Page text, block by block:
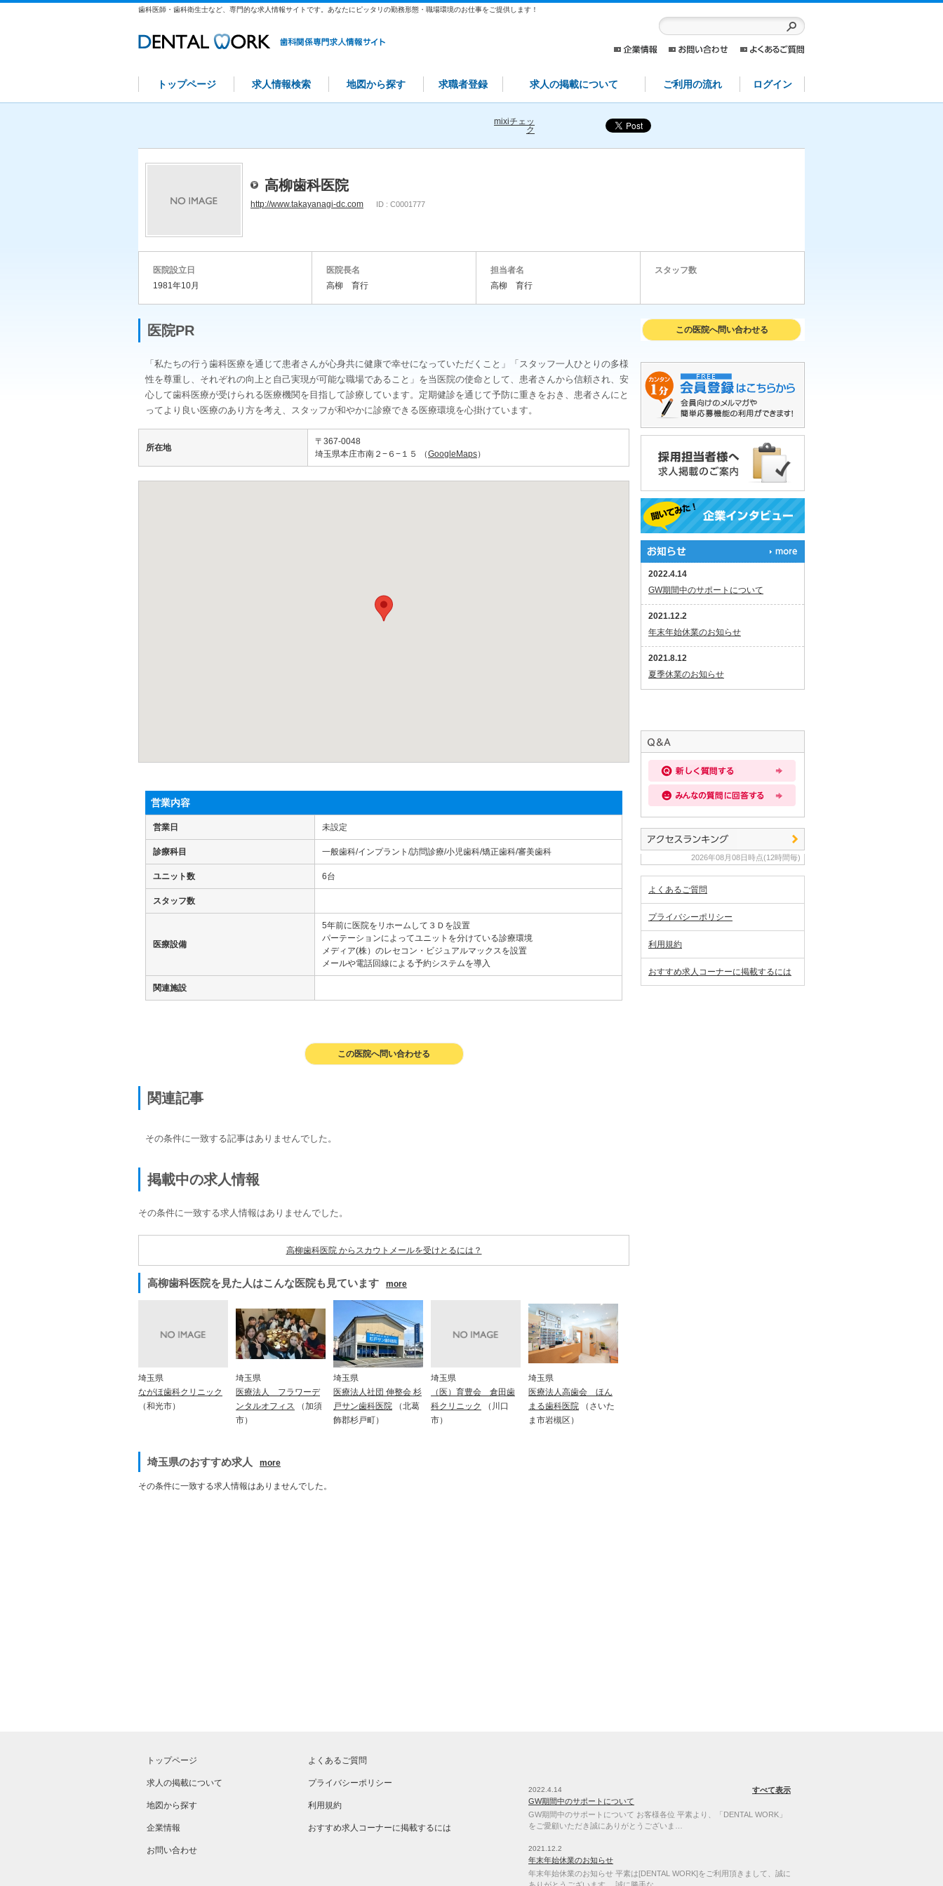
歯科医師・歯科衛生士など、専門的な求人情報サイトです。あなたにピッタリの勤務形態・職場環境のお仕事をご提供します！
トップページ 求人情報検索 地図から探す 求職者登録 求人の掲載について ご利用の流れ ログイン
mixiチェッ
ク
高柳歯科医院
http://www.takayanagi-dc.com ID : C0001777
医院設立日 医院長名 担当者名
スタッフ数
1981年10月
高柳 育行 高柳 育行
医院PR
「私たちの行う歯科医療を通じて患者さんが心身共に健康で幸せになっていただくこと」「スタッフ一人ひとりの多様
性を尊重し、それぞれの向上と自己実現が可能な職場であること」を当医院の使命として、患者さんから信頼され、安
心して歯科医療が受けられる医療機関を目指して診療しています。定期健診を通じて予防に重きをおき、患者さんにと
ってより良い医療のあり方を考え、スタッフが和やかに診療できる医療環境を心掛けています。
所在地
〒367-0048
埼玉県本庄市南２−６−１５ （GoogleMaps）
営業内容
営業日 未設定
診療科目 一般歯科/インプラント/訪問診療/小児歯科/矯正歯科/審美歯科
ユニット数 6台
スタッフ数
医療設備
5年前に医院をリホームして３Ｄを設置
パーテーションによってユニットを分けている診療環境
メディア(株）のレセコン・ビジュアルマックスを設置
メールや電話回線による予約システムを導入
関連施設
この医院へ問い合わせる
関連記事
その条件に一致する記事はありませんでした。
掲載中の求人情報
その条件に一致する求人情報はありませんでした。
高柳歯科医院 からスカウトメールを受けとるには？
高柳歯科医院を見た人はこんな医院も見ています more
埼玉県
ながほ歯科クリニック
（和光市）
埼玉県
医療法人 フラワーデ
ンタルオフィス
（加須
市）
埼玉県
医療法人社団 伸整会 杉
戸サン歯科医院
（北葛
飾郡杉戸町）
埼玉県
（医）育豊会 倉田歯
科クリニック
（川口
市）
埼玉県
医療法人高歯会 ほん
まる歯科医院
（さいた
ま市岩槻区）
埼玉県のおすすめ求人 more
その条件に一致する求人情報はありませんでした。
この医院へ問い合わせる
2022.4.14
GW期間中のサポートについて
2021.12.2
年末年始休業のお知らせ
2021.8.12
夏季休業のお知らせ
2026年08月08日時点(12時間毎)
よくあるご質問
プライバシーポリシー
利用規約
おすすめ求人コーナーに掲載するには
トップページ
求人の掲載について
地図から探す
企業情報
お問い合わせ
よくあるご質問
プライバシーポリシー
利用規約
おすすめ求人コーナーに掲載するには
すべて表示
2022.4.14
GW期間中のサポートについて
GW期間中のサポートについて お客様各位 平素より、「DENTAL WORK」
をご愛顧いただき誠にありがとうございま…
2021.12.2
年末年始休業のお知らせ
年末年始休業のお知らせ 平素は[DENTAL WORK]をご利用頂きまして、誠に